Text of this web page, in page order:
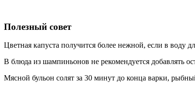
Полезный совет
Цветная капуста получится более нежной, если в воду
В блюда из шампиньонов не рекомендуется добавлять
Мясной бульон солят за 30 минут до конца варки,